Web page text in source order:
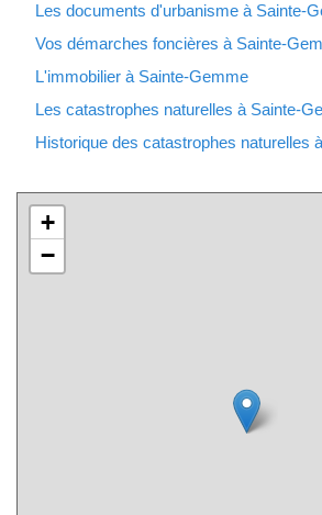
Les documents d'urbanisme à Sainte-
Vos démarches foncières à Sainte-
L'immobilier à Sainte-Gemme
Les catastrophes naturelles à Sainte-
Historique des catastrophes naturelles
+
−